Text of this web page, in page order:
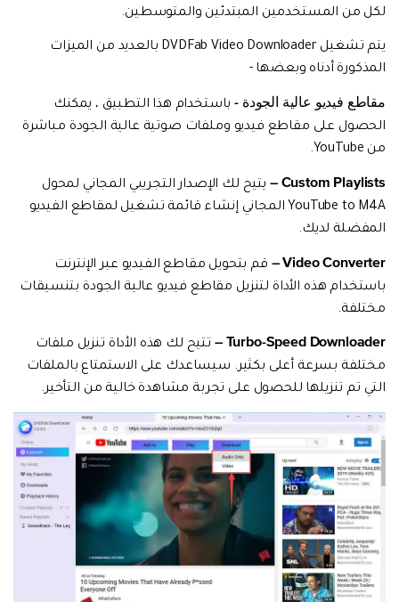
لكل من المستخدمين المبتدئين والمتوسطين.
يتم تشغيل DVDFab Video Downloader بالعديد من الميزات
المذكورة أدناه وبعضها -
مقاطع فيديو عالية الجودة - باستخدام هذا التطبيق ، يمكنك
الحصول على مقاطع فيديو وملفات صوتية عالية الجودة مباشرة
من YouTube.
Custom Playlists –
يتيح لك الإصدار التجريبي المجاني لمحول
YouTube to M4A المجاني إنشاء قائمة تشغيل لمقاطع الفيديو
المفضلة لديك.
Video Converter –
قم بتحويل مقاطع الفيديو عبر الإنترنت
باستخدام هذه الأداة لتنزيل مقاطع فيديو عالية الجودة بتنسيقات
مختلفة.
Turbo-Speed Downloader –
تتيح لك هذه الأداة تنزيل ملفات
مختلفة بسرعة أعلى بكثير. سيساعدك على الاستمتاع بالملفات
التي تم تنزيلها للحصول على تجربة مشاهدة خالية من التأخير.